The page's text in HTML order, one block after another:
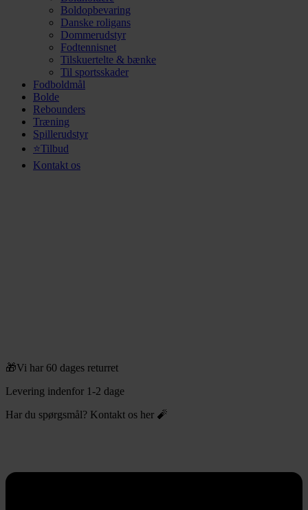
Boldopbevaring
Danske roligans
Dommerudstyr
Fodtennisnet
Tilskuertelte & bænke
Til sportsskader
Fodboldmål
Bolde
Rebounders
Træning
Spillerudstyr
⭐Tilbud
Kontakt os
🎁Vi har 60 dages returret
Levering indenfor 1-2 dage
Har du spørgsmål? Kontakt os her 🧨